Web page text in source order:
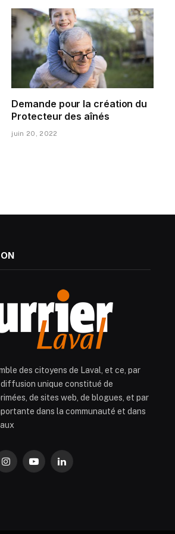
Demande pour la création du
Protecteur des aînés
juin 20, 2022
des citoyens de Laval, et ce, par
unique constitué de
de sites web, de blogues, et par
dans la communauté et dans
InstagramYouTubeLinkedIn